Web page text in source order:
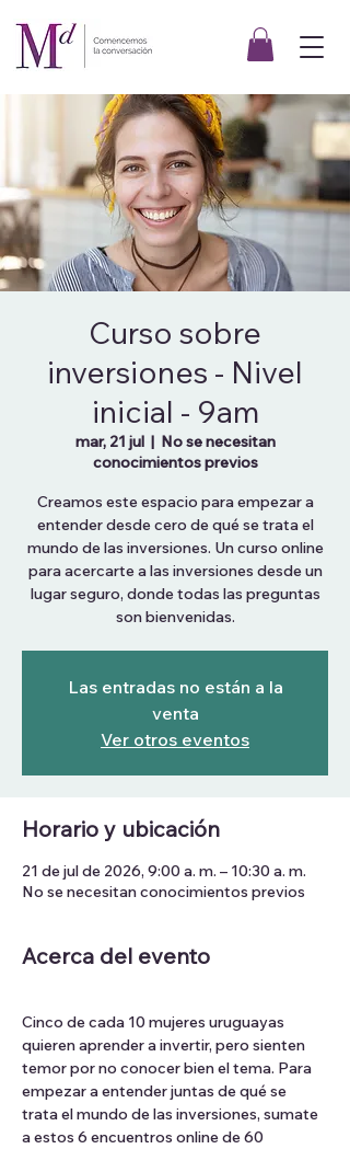
Curso sobre
inversiones - Nivel
inicial - 9am
mar, 21 jul
  |
No se necesitan
conocimientos previos
Creamos este espacio para empezar a
entender desde cero de qué se trata el
mundo de las inversiones. Un curso online
para acercarte a las inversiones desde un
lugar seguro, donde todas las preguntas
son bienvenidas.
Las entradas no están a la
venta
Ver otros eventos
Horario y ubicación
21 de jul de 2026, 9:00 a. m. – 10:30 a. m.
No se necesitan conocimientos previos
Acerca del evento
Cinco de cada 10 mujeres uruguayas
quieren aprender a invertir, pero sienten
temor por no conocer bien el tema. Para
empezar a entender juntas de qué se
trata el mundo de las inversiones, sumate
a estos 6 encuentros online de 60